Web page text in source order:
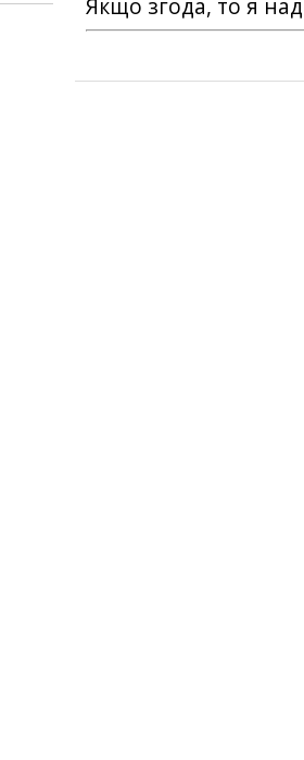
Якщо згода, то я